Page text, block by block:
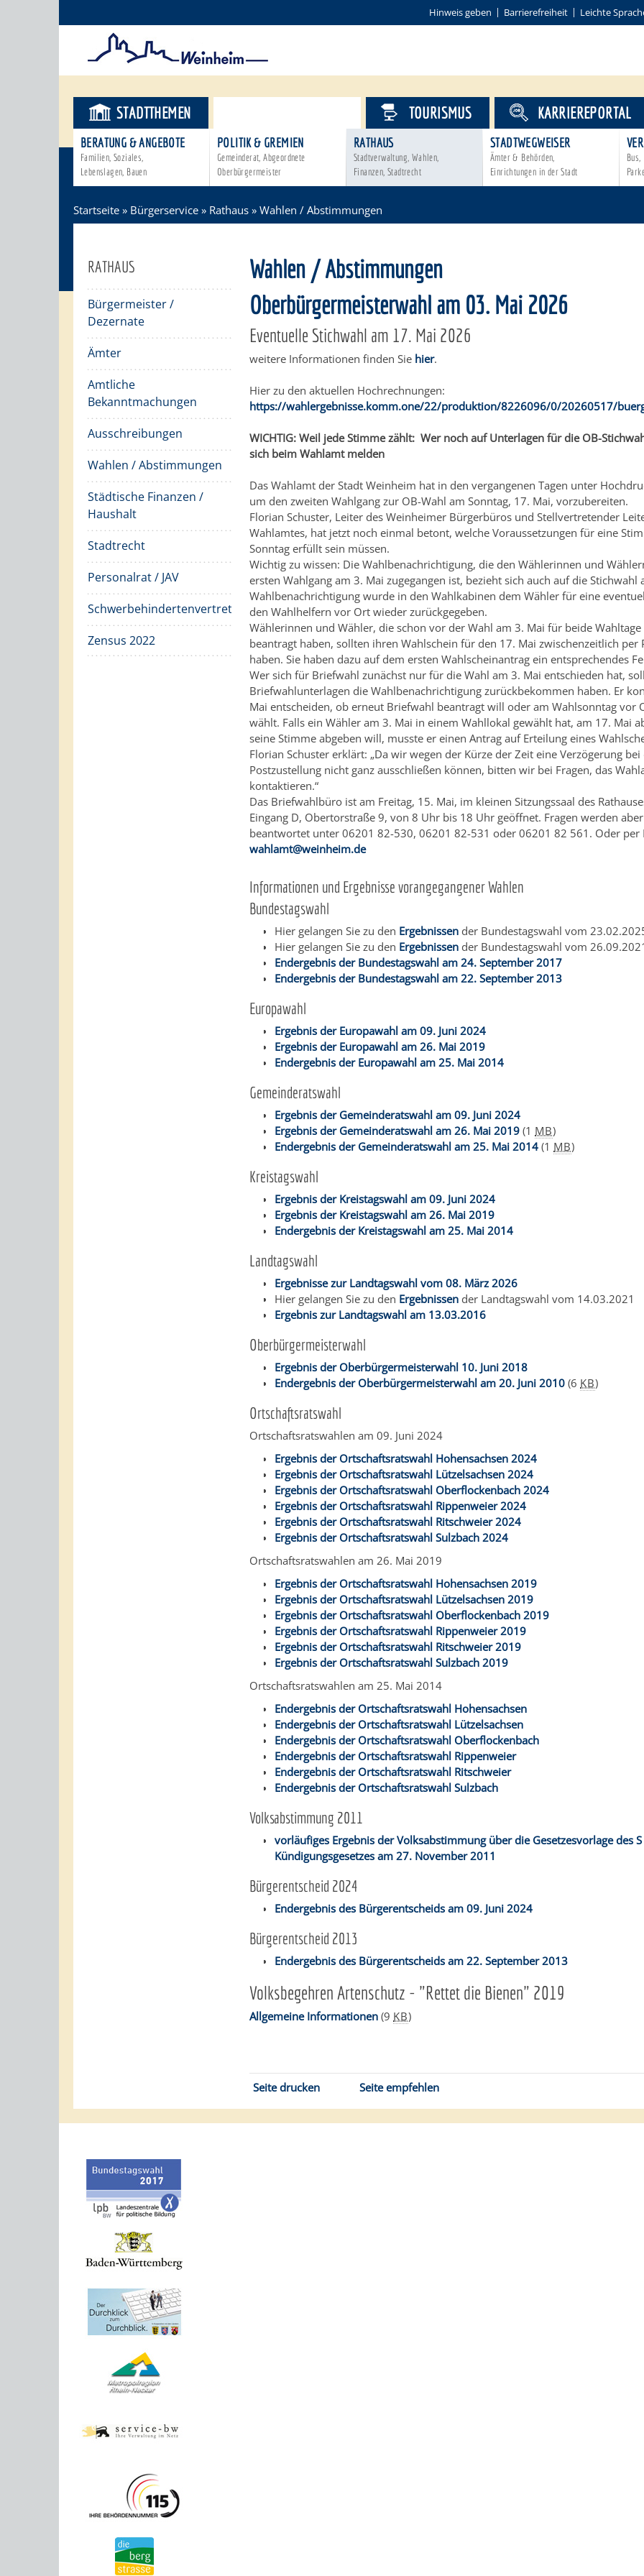
Hinweis geben Barrierefreiheit Leichte
STADTTHEMEN
BERATUNG & ANGEBOTE
Familien, Soziales,
Lebenslagen, Bauen
POLITIK & GREMIEN
Gemeinderat, Abgeordnete
Oberbürgermeister
RATHAUS
Stadtverwaltung, Wahlen,
Finanzen, Stadtrecht
STADTWEGWEISER
Ämter & Behörden,
Einrichtungen in der Stadt
Bus,
TOURISMUS KARRIEREPORTAL
Startseite » Bürgerservice » Rathaus » Wahlen / Abstimmungen
RATHAUS
Bürgermeister /
Dezernate
Ämter
Amtliche
Bekanntmachungen
Ausschreibungen
Wahlen / Abstimmungen
Städtische Finanzen /
Haushalt
Stadtrecht
Personalrat / JAV
Schwerbehindertenvertretung
Zensus 2022
Wahlen / Abstimmungen
Oberbürgermeisterwahl am 03. Mai 2026
Eventuelle Stichwahl am 17. Mai 2026
weitere Informationen finden Sie hier.
Hier zu den aktuellen Hochrechnungen:
https://wahlergebnisse.komm.one/22/produktion/8226096/0/20260517/
WICHTIG: Weil jede Stimme zählt: Wer noch auf Unterlagen für die OB-
sich beim Wahlamt melden
Das Wahlamt der Stadt Weinheim hat in den vergangenen Tagen unter
um den zweiten Wahlgang zur OB-Wahl am Sonntag, 17. Mai, vorzubereiten.
Florian Schuster, Leiter des Weinheimer Bürgerbüros und Stellvertretender
Wahlamtes, hat jetzt noch einmal betont, welche Voraussetzungen für eine
Sonntag erfüllt sein müssen.
Wichtig zu wissen: Die Wahlbenachrichtigung, die den Wählerinnen und
ersten Wahlgang am 3. Mai zugegangen ist, bezieht sich auch auf die Stichwahl
Wahlbenachrichtigung wurde in den Wahlkabinen dem Wähler für eine
den Wahlhelfern vor Ort wieder zurückgegeben.
Wählerinnen und Wähler, die schon vor der Wahl am 3. Mai für beide
beantragt haben, sollten ihren Wahlschein für den 17. Mai zwischenzeitlich per
haben. Sie haben dazu auf dem ersten Wahlscheinantrag ein entsprechendes
Wer sich für Briefwahl zunächst nur für die Wahl am 3. Mai entschieden hat,
Briefwahlunterlagen die Wahlbenachrichtigung zurückbekommen haben. Er
Mai entscheiden, ob erneut Briefwahl beantragt will oder am Wahlsonntag vor
wählt. Falls ein Wähler am 3. Mai in einem Wahllokal gewählt hat, am 17. Mai
seine Stimme abgeben will, musste er einen Antrag auf Erteilung eines
Florian Schuster erklärt: „Da wir wegen der Kürze der Zeit eine Verzögerung bei
Postzustellung nicht ganz ausschließen können, bitten wir bei Fragen, das
kontaktieren.“
Das Briefwahlbüro ist am Freitag, 15. Mai, im kleinen Sitzungssaal des
Eingang D, Obertorstraße 9, von 8 Uhr bis 18 Uhr geöffnet. Fragen werden
beantwortet unter 06201 82-530, 06201 82-531 oder 06201 82 561. Oder per
wahlamt@weinheim.de
Informationen und Ergebnisse vorangegangener Wahlen
Bundestagswahl
Hier gelangen Sie zu den Ergebnissen der Bundestagswahl vom
Hier gelangen Sie zu den Ergebnissen der Bundestagswahl vom
Endergebnis der Bundestagswahl am 24. September 2017
Endergebnis der Bundestagswahl am 22. September 2013
Europawahl
Ergebnis der Europawahl am 09. Juni 2024
Ergebnis der Europawahl am 26. Mai 2019
Endergebnis der Europawahl am 25. Mai 2014
Gemeinderatswahl
Ergebnis der Gemeinderatswahl am 09. Juni 2024
Ergebnis der Gemeinderatswahl am 26. Mai 2019 (1 MB)
Endergebnis der Gemeinderatswahl am 25. Mai 2014 (1 MB)
Kreistagswahl
Ergebnis der Kreistagswahl am 09. Juni 2024
Ergebnis der Kreistagswahl am 26. Mai 2019
Endergebnis der Kreistagswahl am 25. Mai 2014
Landtagswahl
Ergebnisse zur Landtagswahl vom 08. März 2026
Hier gelangen Sie zu den Ergebnissen der Landtagswahl vom 14.03.2021
Ergebnis zur Landtagswahl am 13.03.2016
Oberbürgermeisterwahl
Ergebnis der Oberbürgermeisterwahl 10. Juni 2018
Endergebnis der Oberbürgermeisterwahl am 20. Juni 2010 (6 KB)
Ortschaftsratswahl
Ortschaftsratswahlen am 09. Juni 2024
Ergebnis der Ortschaftsratswahl Hohensachsen 2024
Ergebnis der Ortschaftsratswahl Lützelsachsen 2024
Ergebnis der Ortschaftsratswahl Oberflockenbach 2024
Ergebnis der Ortschaftsratswahl Rippenweier 2024
Ergebnis der Ortschaftsratswahl Ritschweier 2024
Ergebnis der Ortschaftsratswahl Sulzbach 2024
Ortschaftsratswahlen am 26. Mai 2019
Ergebnis der Ortschaftsratswahl Hohensachsen 2019
Ergebnis der Ortschaftsratswahl Lützelsachsen 2019
Ergebnis der Ortschaftsratswahl Oberflockenbach 2019
Ergebnis der Ortschaftsratswahl Rippenweier 2019
Ergebnis der Ortschaftsratswahl Ritschweier 2019
Ergebnis der Ortschaftsratswahl Sulzbach 2019
Ortschaftsratswahlen am 25. Mai 2014
Endergebnis der Ortschaftsratswahl Hohensachsen
Endergebnis der Ortschaftsratswahl Lützelsachsen
Endergebnis der Ortschaftsratswahl Oberflockenbach
Endergebnis der Ortschaftsratswahl Rippenweier
Endergebnis der Ortschaftsratswahl Ritschweier
Endergebnis der Ortschaftsratswahl Sulzbach
Volksabstimmung 2011
vorläufiges Ergebnis der Volksabstimmung über die Gesetzesvorlage des
Kündigungsgesetzes am 27. November 2011
Bürgerentscheid 2024
Endergebnis des Bürgerentscheids am 09. Juni 2024
Bürgerentscheid 2013
Endergebnis des Bürgerentscheids am 22. September 2013
Volksbegehren Artenschutz - "Rettet die Bienen" 2019
Allgemeine Informationen (9 KB)
Seite drucken Seite empfehlen